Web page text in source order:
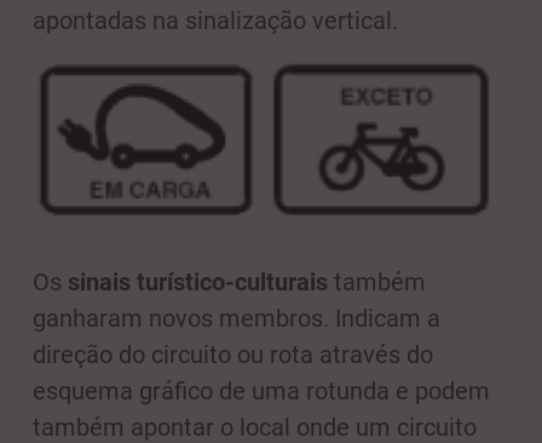
apontadas na sinalização vertical.
Os sinais turístico-culturais também
ganharam novos membros. Indicam a
direção do circuito ou rota através do
esquema gráfico de uma rotunda e podem
também apontar o local onde um circuito